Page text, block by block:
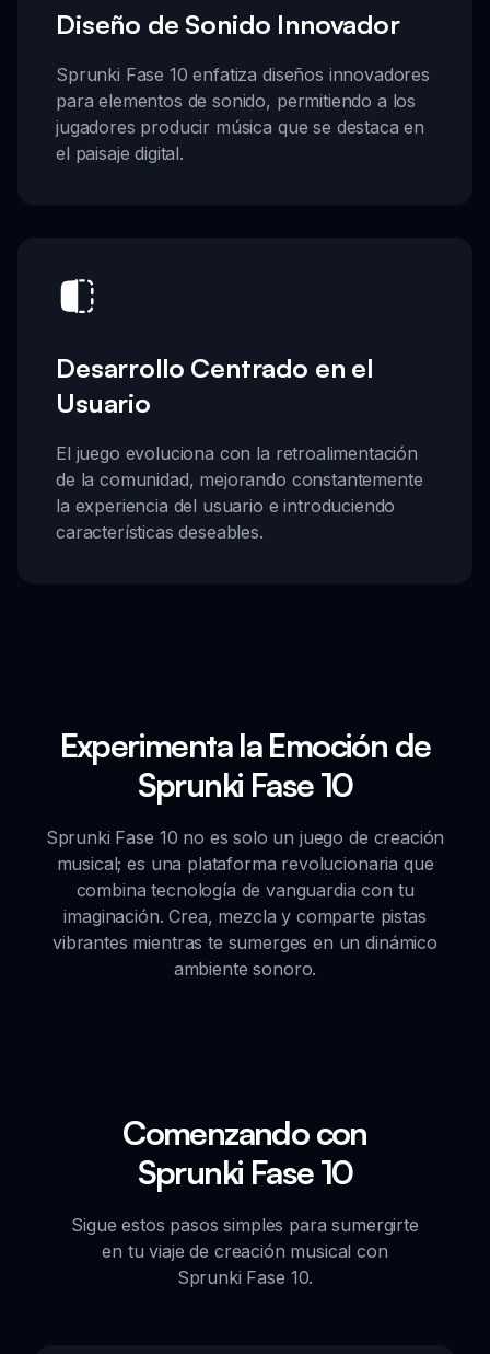
Diseño de Sonido Innovador
Sprunki Fase 10 enfatiza diseños innovadores
para elementos de sonido, permitiendo a los
jugadores producir música que se destaca en
el paisaje digital.
Desarrollo Centrado en el
Usuario
El juego evoluciona con la retroalimentación
de la comunidad, mejorando constantemente
la experiencia del usuario e introduciendo
características deseables.
Experimenta la Emoción de
Sprunki Fase 10
Sprunki Fase 10 no es solo un juego de creación
musical; es una plataforma revolucionaria que
combina tecnología de vanguardia con tu
imaginación. Crea, mezcla y comparte pistas
vibrantes mientras te sumerges en un dinámico
ambiente sonoro.
Comenzando con
Sprunki Fase 10
Sigue estos pasos simples para sumergirte
en tu viaje de creación musical con
Sprunki Fase 10.